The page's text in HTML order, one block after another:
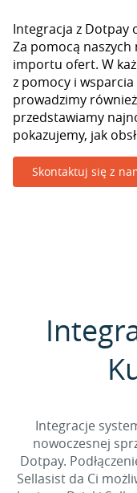
Integracja z Dotpay
Za pomocą
importu ofert. W
z pomocy i wsparcia
prowadzimy
przedstawiamy
pokazujemy, jak
Skontaktuj się z
Integracje
nowoczesnej
Dotpay.
Sellasist da Ci